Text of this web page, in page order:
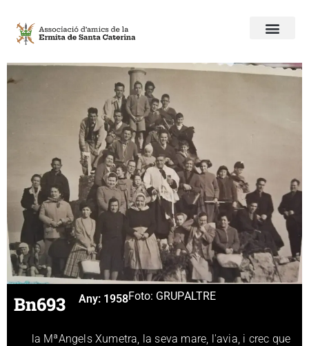
Bn693 Any: 1958Foto: GRUPALTRE
la MªAngels Xumetra, la seva mare, l'avia, i crec que